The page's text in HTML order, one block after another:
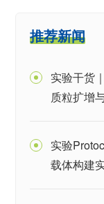
推荐新闻
实验干货
质粒扩增
实验
载体构建